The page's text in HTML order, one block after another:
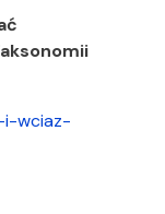
i-wciaz-